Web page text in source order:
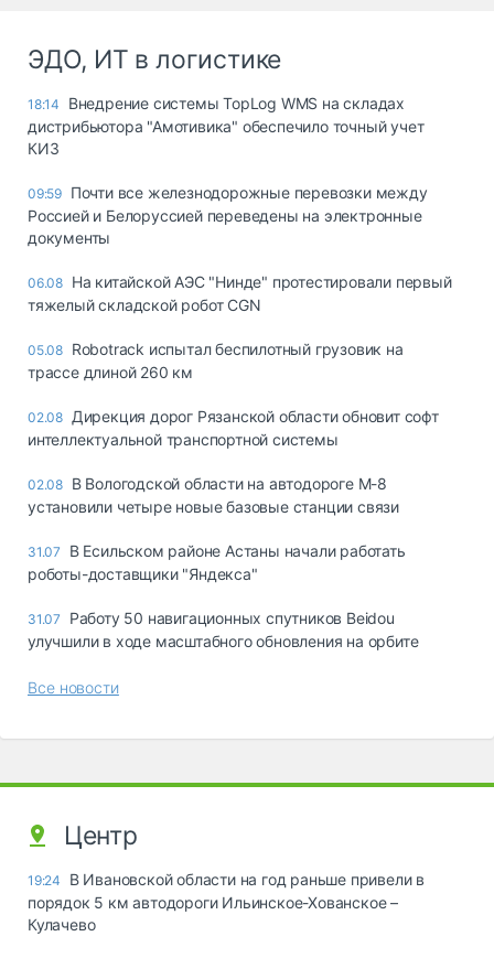
ЭДО, ИТ в логистике
18:14
Внедрение системы TopLog WMS на складах
дистрибьютора "Амотивика" обеспечило точный учет
КИЗ
09:59 Почти все железнодорожные перевозки между
Россией и Белоруссией переведены на электронные
документы
06.08 На китайской АЭС "Нинде" протестировали первый
тяжелый складской робот CGN
05.08 Robotrack испытал беспилотный грузовик на
трассе длиной 260 км
02.08 Дирекция дорог Рязанской области обновит софт
интеллектуальной транспортной системы
02.08 В Вологодской области на автодороге М-8
установили четыре новые базовые станции связи
31.07
В Есильском районе Астаны начали работать
роботы-доставщики "Яндекса"
31.07
Работу 50 навигационных спутников Beidou
улучшили в ходе масштабного обновления на орбите
Все новости
Центр
19:24
В Ивановской области на год раньше привели в
порядок 5 км автодороги Ильинское-Хованское –
Кулачево